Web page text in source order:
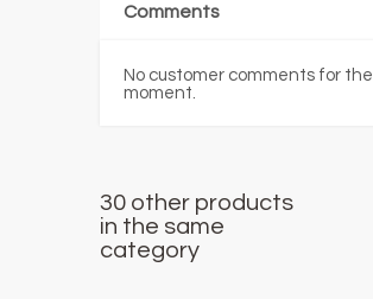
Comments
No customer comments for the
moment.
30 other products
in the same
category